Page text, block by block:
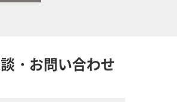
・お問い合わせ